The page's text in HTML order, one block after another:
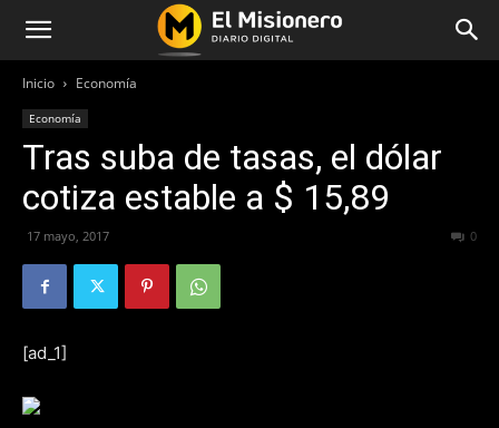
Inicio Economía
Economía
Tras suba de tasas, el dólar
cotiza estable a $ 15,89
17 mayo, 2017 0
[ad_1]